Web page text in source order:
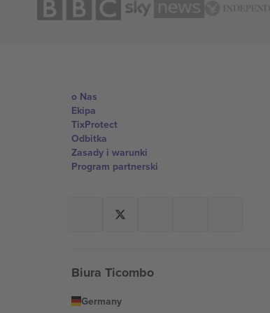
o Nas
Ekipa
TixProtect
Odbitka
Zasady i warunki
Program partnerski
Biura Ticombo
Germany